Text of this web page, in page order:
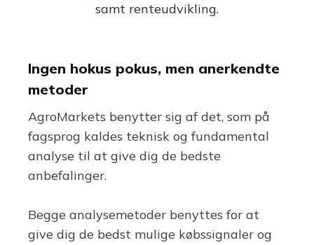
samt renteudvikling.
Ingen hokus pokus, men anerkendte
metoder
AgroMarkets benytter sig af det, som på
fagsprog kaldes teknisk og fundamental
analyse til at give dig de bedste
anbefalinger.
Begge analysemetoder benyttes for at
give dig de bedst mulige købssignaler og